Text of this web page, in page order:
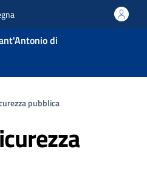
di
pubblica